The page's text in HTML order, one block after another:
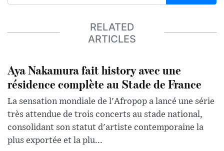
RELATED
ARTICLES
Aya Nakamura fait history avec une
résidence complète au Stade de France
La sensation mondiale de l'Afropop a lancé une série
très attendue de trois concerts au stade national,
consolidant son statut d'artiste contemporaine la
plus exportée et la plu...